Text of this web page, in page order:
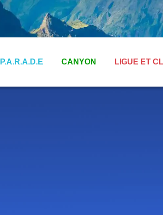
P.A.R.A.D.E CANYON LIGUE ET